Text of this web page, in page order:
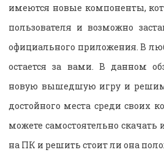
имеются новые компоненты,
пользователя и возможно
официального приложения. В
остается за вами. В данном
новую вышедшую игру и
достойного места среди своих
можете самостоятельно скачать
на ПК и решить стоит ли она